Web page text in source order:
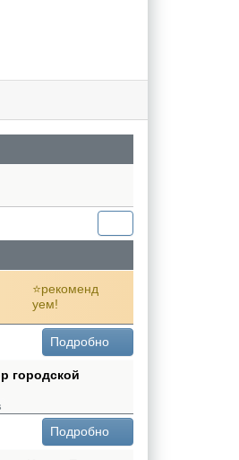
Подробно
городской
Подробно